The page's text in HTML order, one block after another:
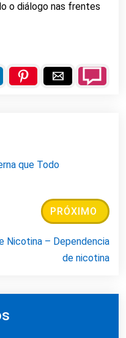
o diálogo nas frentes
que Todo
PRÓXIMO
Nicotina – Dependencia
de nicotina